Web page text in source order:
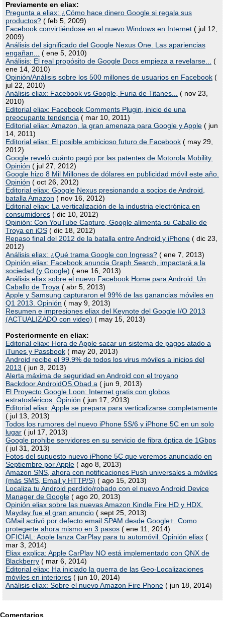
Previamente en eliax:
Pregunta a eliax: ¿Cómo hace dinero Google si regala sus
productos? ( feb 5, 2009)
Facebook convirtiéndose en el nuevo Windows en Internet ( jul 12,
2009)
Análisis del significado del Google Nexus One. Las apariencias
engañan...
( ene 5, 2010)
Análisis: El real propósito de Google Docs empieza a revelarse...
(
ene 14, 2010)
Opinión/Análisis sobre los 500 millones de usuarios en Facebook (
jul 22, 2010)
Análisis eliax: Facebook vs Google, Furia de Titanes...
( nov 23,
2010)
Editorial eliax: Facebook Comments Plugin, inicio de una
preocupante tendencia ( mar 10, 2011)
Editorial eliax: Amazon, la gran amenaza para Google y Apple ( jun
14, 2011)
Editorial eliax: El posible ambicioso futuro de Facebook ( may 29,
2012)
Google reveló cuánto pagó por las patentes de Motorola Mobility.
Opinión ( jul 27, 2012)
Google hizo 8 Mil Millones de dólares en publicidad móvil este año.
Opinión ( oct 26, 2012)
Editorial eliax: Google Nexus presionando a socios de Android,
batalla Amazon ( nov 16, 2012)
Editorial eliax: La verticalización de la industria electrónica en
consumidores ( dic 10, 2012)
Opinión: Con YouTube Capture, Google alimenta su Caballo de
Troya en iOS ( dic 18, 2012)
Repaso final del 2012 de la batalla entre Android y iPhone ( dic 23,
2012)
Análisis eliax: ¿Qué trama Google con Ingress? ( ene 7, 2013)
Opinión eliax: Facebook anuncia Graph Search, impactará a la
sociedad (y Google) ( ene 16, 2013)
Análisis eliax sobre el nuevo Facebook Home para Android: Un
Caballo de Troya ( abr 5, 2013)
Apple y Samsung capturaron el 99% de las ganancias móviles en
Q1 2013. Opinión ( may 9, 2013)
Resumen e impresiones eliax del Keynote del Google I/O 2013
(ACTUALIZADO con video) ( may 15, 2013)
Posteriormente en eliax:
Editorial eliax: Hora de Apple sacar un sistema de pagos atado a
iTunes y Passbook ( may 20, 2013)
Android recibe el 99.9% de todos los virus móviles a inicios del
2013 ( jun 3, 2013)
Alerta máxima de seguridad en Android con el troyano
Backdoor.AndroidOS.Obad.a ( jun 9, 2013)
El Proyecto Google Loon: Internet gratis con globos
estratosféricos. Opinión ( jun 17, 2013)
Editorial eliax: Apple se prepara para verticalizarse completamente
( jul 13, 2013)
Todos los rumores del nuevo iPhone 5S/6 y iPhone 5C en un solo
lugar ( jul 17, 2013)
Google prohibe servidores en su servicio de fibra óptica de 1Gbps
( jul 31, 2013)
Fotos del supuesto nuevo iPhone 5C que veremos anunciado en
Septiembre por Apple ( ago 8, 2013)
Amazon SNS, ahora con notificaciones Push universales a móviles
(más SMS, Email y HTTP/S) ( ago 15, 2013)
Localiza tu Android perdido/robado con el nuevo Android Device
Manager de Google ( ago 20, 2013)
Opinión eliax sobre las nuevas Amazon Kindle Fire HD y HDX.
Mayday fue el gran anuncio ( sept 25, 2013)
GMail activó por defecto email SPAM desde Google+. Como
protegerte ahora mismo en 3 pasos ( ene 11, 2014)
OFICIAL: Apple lanza CarPlay para tu automóvil. Opinión eliax (
mar 3, 2014)
Eliax explica: Apple CarPlay NO está implementado con QNX de
Blackberry ( mar 6, 2014)
Editorial eliax: Ha iniciado la guerra de las Geo-Localizaciones
móviles en interiores ( jun 10, 2014)
Análisis eliax: Sobre el nuevo Amazon Fire Phone ( jun 18, 2014)
Comentarios